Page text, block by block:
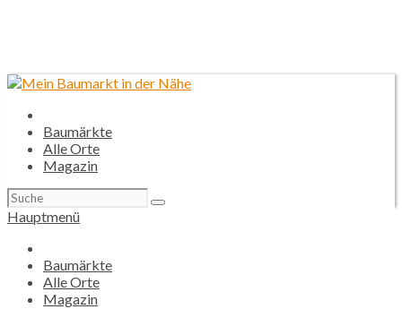
Baumärkte
Alle Orte
Magazin
Suchen
nach:
Hauptmenü
Baumärkte
Alle Orte
Magazin